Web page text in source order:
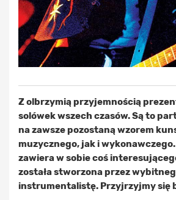
Z olbrzymią przyjemnością
solówek wszech czasów. Są to
na zawsze pozostaną wzorem
muzycznego, jak i
zawiera w sobie coś
została stworzona przez
instrumentalistę. Przyjrzyjmy się